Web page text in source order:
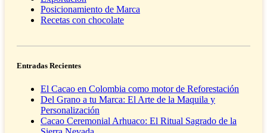
Posicionamiento de Marca
Recetas con chocolate
Entradas Recientes
El Cacao en Colombia como motor de Reforestación
Del Grano a tu Marca: El Arte de la Maquila y
Personalización
Cacao Ceremonial Arhuaco: El Ritual Sagrado de la